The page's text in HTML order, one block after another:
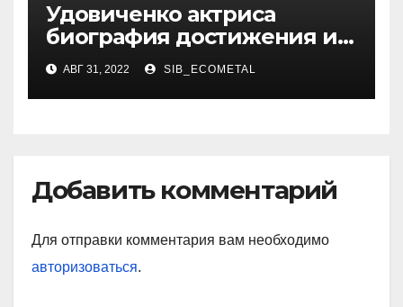
Удовиченко актриса
биография достижения и
интересные факты
АВГ 31, 2022 SIB_ECOMETAL
Добавить комментарий
Для отправки комментария вам необходимо
авторизоваться.